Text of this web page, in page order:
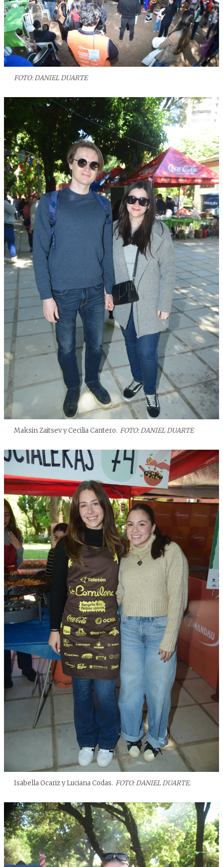
FOTO: DANIEL DUARTE
Maksin Zaitsev y Cecilia Cantero. FOTO: DANIEL DUARTE
Isabella Ocariz y Luciana Codas. FOTO: DANIEL DUARTE.